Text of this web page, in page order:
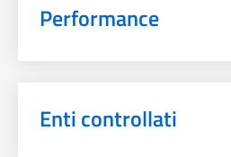
Performance
Enti controllati